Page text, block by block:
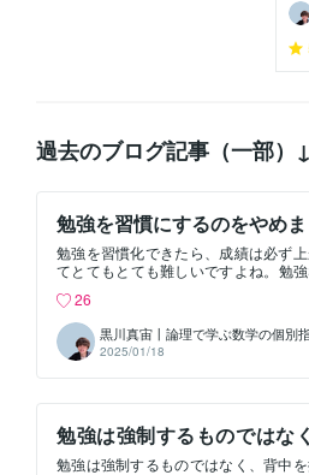
過去のブログ記事（一部）↓
勉強を習慣にするのをやめ
勉強を習慣化できたら、成績は必ず
てとてもとても難しいですよね。勉
化するって学生からしたら苦行だし
す。「勉強しなきゃ、勉強しなきゃ
思うほどその重い腰がますます重く
別指導と学習面談で担当した生徒や
が身に付かない」「勉強しなきゃっ
いです。どういうことかと言うと、
きないのであれば、根本的にそう思
そして一旦、こう言い換えてみてく
26
黒川真宙丨論理で学ぶ数学の個別
2025/01/18
勉強は強制するものではな
で無いといけない
勉強は強制するものではなく、背中